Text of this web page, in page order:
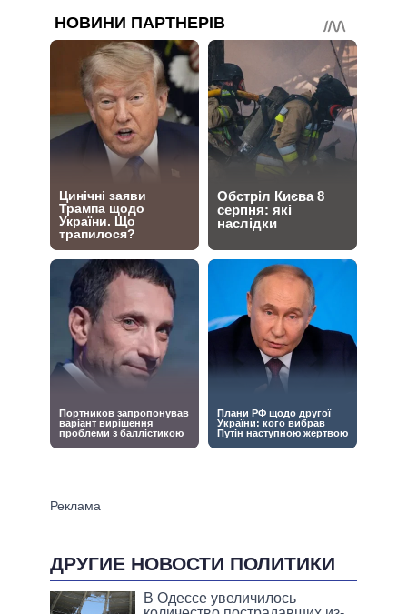
ДРУГИЕ НОВОСТИ ПОЛИТИКИ
В Одессе увеличилось